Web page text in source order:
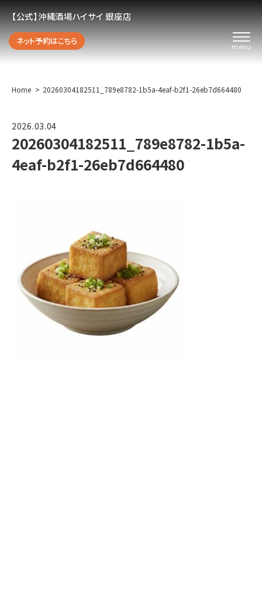
【公式】沖縄酒場ハイサイ 銀座店
ネット予約はこちら
Home 20260304182511_789e8782-1b5a-4eaf-b2f1-26eb7d664480
2026.03.04
20260304182511_789e8782-1b5a-
4eaf-b2f1-26eb7d664480